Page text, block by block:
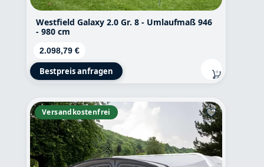
Westfield Galaxy 2.0 Gr. 8 - Umlaufmaß 946
- 980 cm
Regulärer Preis:
2.098,79 €
Bestpreis anfragen
Versandkostenfrei